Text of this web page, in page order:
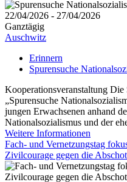
22/04/2026 - 27/04/2026
Ganztägig
Auschwitz
Erinnern
Spurensuche
Kooperationsveranstaltung
„Spurensuche
jungen Erwachsenen anhand
Nationalsozialismus und der
Weitere Informationen
Fach- und Vernetzungstag
Zivilcourage gegen die